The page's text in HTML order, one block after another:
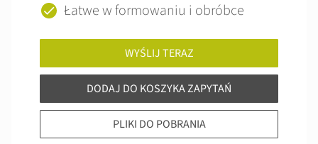
Łatwe w formowaniu i obróbce
WYŚLIJ TERAZ
DODAJ DO KOSZYKA ZAPYTAŃ
PLIKI DO POBRANIA